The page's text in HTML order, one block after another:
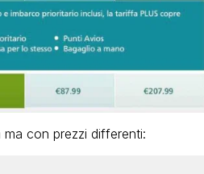
con prezzi differenti: